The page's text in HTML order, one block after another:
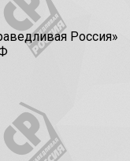
Россия»